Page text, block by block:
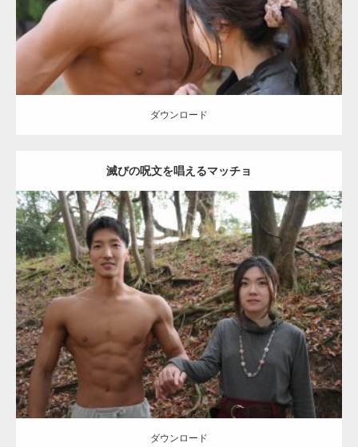
ダウンロード
ダウンロード
滅びの呪文を唱えるマッチョ
Update:2021.07.8
Category:公園のマッチョ その他 AKIHITO(細マッチョ) 大胸筋 腹筋
ダウンロード
ダウンロード
【YouTube】マッチョフリー素材メンバーが
ギネス世界記録…
【TV】TBS番組「ひるおび」にてマッスルプ
ラスが紹介されま…
TOKYO FMラジオ番組「ONE MORNING」
で紹介さ…
NHK「所さん！事件ですよ」に取材されまし
た（6/8放送）